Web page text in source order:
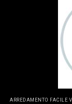
ARREDAMENTO FACILE